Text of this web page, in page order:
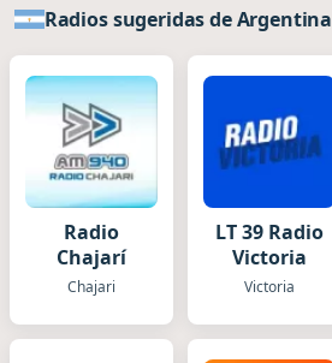
Radios sugeridas de Argentina
Radio
Chajarí
Chajari
LT 39 Radio
Victoria
Victoria